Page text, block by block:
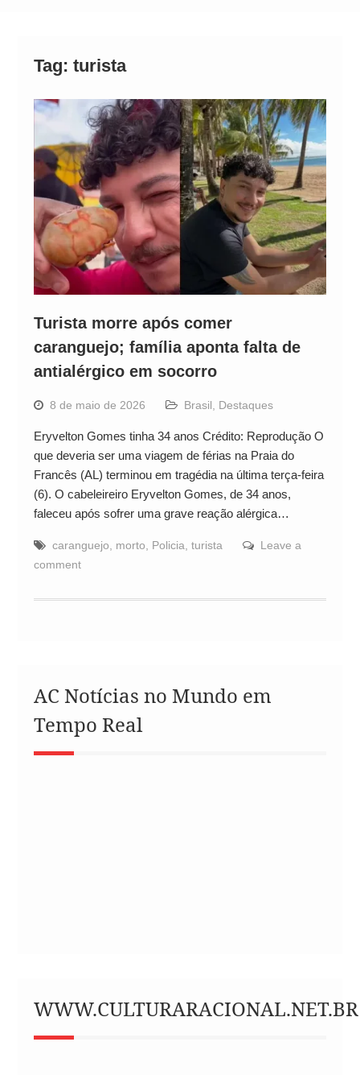
Tag: turista
Turista morre após comer
caranguejo; família aponta falta de
antialérgico em socorro
8 de maio de 2026 Brasil Destaques
Eryvelton Gomes tinha 34 anos Crédito: Reprodução O
que deveria ser uma viagem de férias na Praia do
Francês (AL) terminou em tragédia na última terça-feira
(6). O cabeleireiro Eryvelton Gomes, de 34 anos,
faleceu após sofrer uma grave reação alérgica…
caranguejo morto Policia turista
Leave a
comment
AC Notícias no Mundo em
Tempo Real
WWW.CULTURARACIONAL.NET.BR